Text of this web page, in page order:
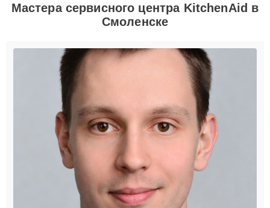
Мастера сервисного центра KitchenAid в
Смоленске